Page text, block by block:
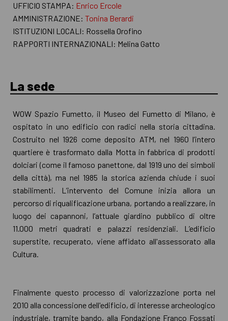
UFFICIO STAMPA: Enrico Ercole
AMMINISTRAZIONE: Tonina Berardi
ISTITUZIONI LOCALI: Rossella Orofino
RAPPORTI INTERNAZIONALI: Melina Gatto
La sede
WOW Spazio Fumetto, il Museo del Fumetto di Milano, è
ospitato in uno edificio con radici nella storia cittadina.
Costruito nel 1926 come deposito ATM, nel 1960 l’intero
quartiere è trasformato dalla Motta in fabbrica di prodotti
dolciari (come il famoso panettone, dal 1919 uno dei simboli
della città), ma nel 1985 la storica azienda chiude i suoi
stabilimenti. L’intervento del Comune inizia allora un
percorso di riqualificazione urbana, portando a realizzare, in
luogo dei capannoni, l’attuale giardino pubblico di oltre
11.000 metri quadrati e palazzi residenziali. L’edificio
superstite, recuperato, viene affidato all'assessorato alla
Cultura.
Finalmente questo processo di valorizzazione porta nel
2010 alla concessione dell'edificio, di interesse archeologico
industriale, tramite bando, alla Fondazione Franco Fossati